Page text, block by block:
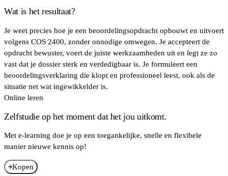
Wat is het resultaat?
Je weet precies hoe je een beoordelingsopdracht opbouwt en uitvoert
volgens COS 2400, zonder onnodige omwegen. Je accepteert de
opdracht bewuster, voert de juiste werkzaamheden uit en legt ze zo
vast dat je dossier sterk en verdedigbaar is. Je formuleert een
beoordelingsverklaring die klopt en professioneel leest, ook als de
situatie net wat ingewikkelder is.
Online leren
Zelfstudie op het moment dat het jou uitkomt.
Met e-learning doe je op een toegankelijke, snelle en flexibele
manier nieuwe kennis op!
Kopen